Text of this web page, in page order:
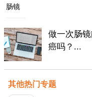
肠镜
做一次肠
癌吗？...
其他热门专题